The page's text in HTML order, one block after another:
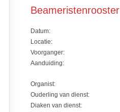
Beameristenrooster
Datum:
Locatie:
Voorganger:
Aanduiding:
Organist:
Ouderling van dienst:
Diaken van dienst: